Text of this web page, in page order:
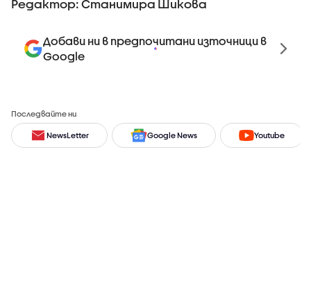
Редактор: Станимира Шикова
Добави ни в предпочитани източници в
Google
Последвайте ни
NewsLetter Google News Youtube